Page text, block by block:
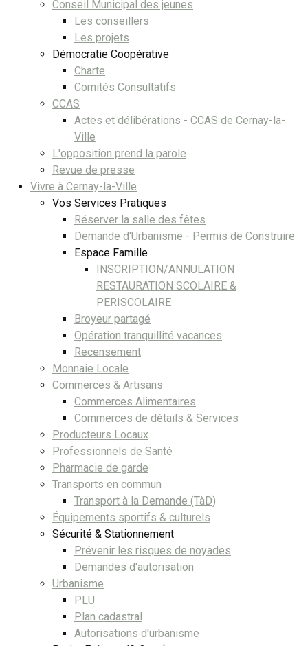
Conseil Municipal des jeunes
Les conseillers
Les projets
Démocratie Coopérative
Charte
Comités Consultatifs
CCAS
Actes et délibérations - CCAS de Cernay-la-
Ville
L'opposition prend la parole
Revue de presse
Vivre à Cernay-la-Ville
Vos Services Pratiques
Réserver la salle des fêtes
Demande d'Urbanisme - Permis de Construire
Espace Famille
INSCRIPTION/ANNULATION
RESTAURATION SCOLAIRE &
PERISCOLAIRE
Broyeur partagé
Opération tranquillité vacances
Recensement
Monnaie Locale
Commerces & Artisans
Commerces Alimentaires
Commerces de détails & Services
Producteurs Locaux
Professionnels de Santé
Pharmacie de garde
Transports en commun
Transport à la Demande (TàD)
Équipements sportifs & culturels
Sécurité & Stationnement
Prévenir les risques de noyades
Demandes d'autorisation
Urbanisme
PLU
Plan cadastral
Autorisations d'urbanisme